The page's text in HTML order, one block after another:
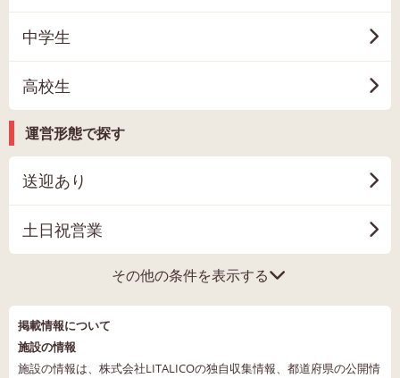
中学生
高校生
運営形態で探す
送迎あり
土日祝営業
その他の条件を表示する
掲載情報について
施設の情報
施設の情報は、株式会社LITALICOの独自収集情報、都道府県の公開情